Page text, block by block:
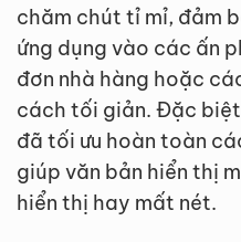
chăm chút tỉ mỉ, đảm
ứng dụng vào các ấn
đơn nhà hàng hoặc
cách tối giản. Đặc
đã tối ưu hoàn toàn
giúp văn bản hiển thị
hiển thị hay mất nét.